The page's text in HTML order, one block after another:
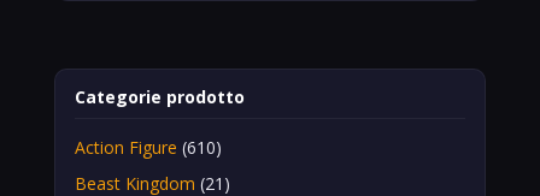
Categorie prodotto
Action Figure (610)
Beast Kingdom (21)